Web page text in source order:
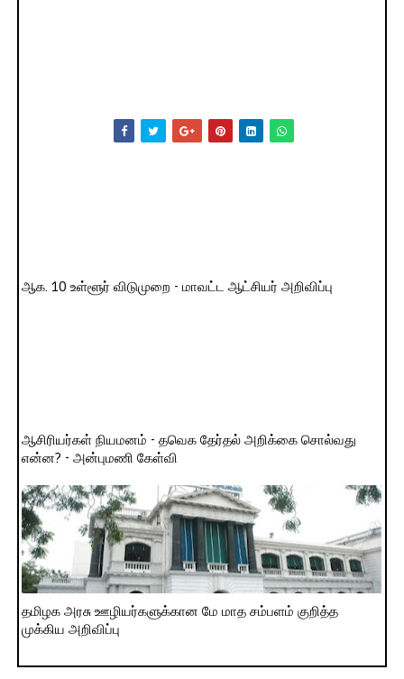
ஆக. 10 உள்ளூர் விடுமுறை - மாவட்ட ஆட்சியர் அறிவிப்பு
ஆசிரியர்கள் நியமனம் - தவெக தேர்தல் அறிக்கை சொல்வது
என்ன? - அன்புமணி கேள்வி
தமிழக அரசு ஊழியர்களுக்கான மே மாத சம்பளம் குறித்த
முக்கிய அறிவிப்பு